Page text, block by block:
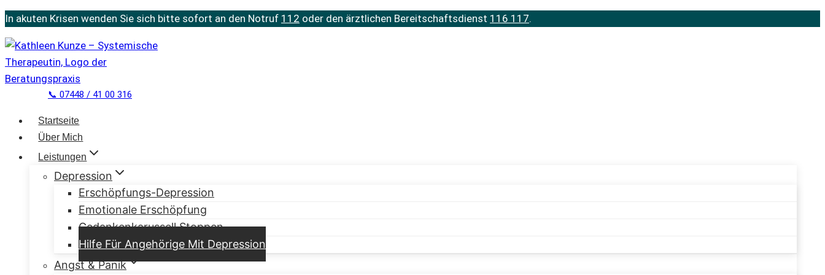
Zum
Inhalt
springen
In akuten Krisen wenden Sie sich bitte sofort an den Notruf 112 oder den ärztlichen Bereitschaftsdienst 116 117.
📞 07448 / 41 00 316
Startseite
Über Mich
Leistungen
Depression
Erschöpfungs-Depression
Emotionale Erschöpfung
Gedankenkarussell Stoppen
Hilfe Für Angehörige Mit Depression
Angst & Panik